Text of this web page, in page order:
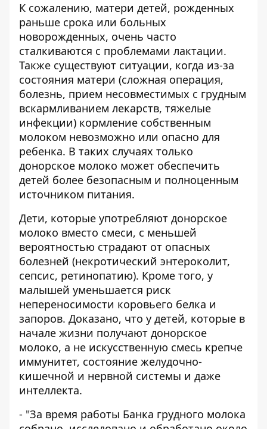
К сожалению, матери детей, рожденных
раньше срока или больных
новорожденных, очень часто
сталкиваются с проблемами лактации.
Также существуют ситуации, когда из-за
состояния матери (сложная операция,
болезнь, прием несовместимых с грудным
вскармливанием лекарств, тяжелые
инфекции) кормление собственным
молоком невозможно или опасно для
ребенка. В таких случаях только
донорское молоко может обеспечить
детей более безопасным и полноценным
источником питания.
Дети, которые употребляют донорское
молоко вместо смеси, с меньшей
вероятностью страдают от опасных
болезней (некротический энтероколит,
сепсис, ретинопатию). Кроме того, у
малышей уменьшается риск
непереносимости коровьего белка и
запоров. Доказано, что у детей, которые в
начале жизни получают донорское
молоко, а не искусственную смесь крепче
иммунитет, состояние желудочно-
кишечной и нервной системы и даже
интеллекта.
- "За время работы Банка грудного молока